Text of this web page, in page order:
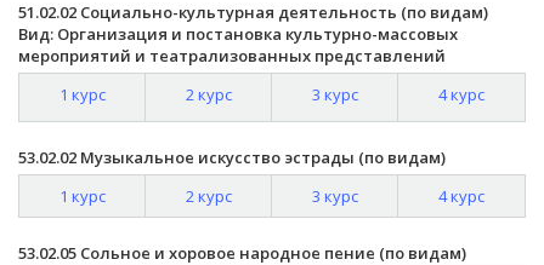
51.02.02 Социально-культурная деятельность (по видам)
Вид: Организация и постановка культурно-массовых
мероприятий и театрализованных представлений
1 курс
2 курс 3 курс 4 курс
53.02.02 Музыкальное искусство эстрады (по видам)
1 курс
2 курс 3 курс 4 курс
53.02.05 Сольное и хоровое народное пение (по видам)